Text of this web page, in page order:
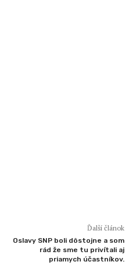
Ďalší článok
Oslavy SNP boli dôstojne a som
rád že sme tu privítali aj
priamych účastníkov.